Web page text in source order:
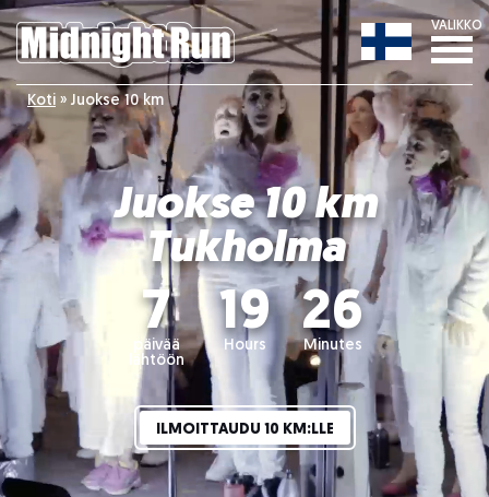
VALIKKO
Koti » Juokse 10 km
Juokse 10 km
Tukholma
7
päivää
lähtöön
19
Hours
26
Minutes
ILMOITTAUDU 10 KM:LLE